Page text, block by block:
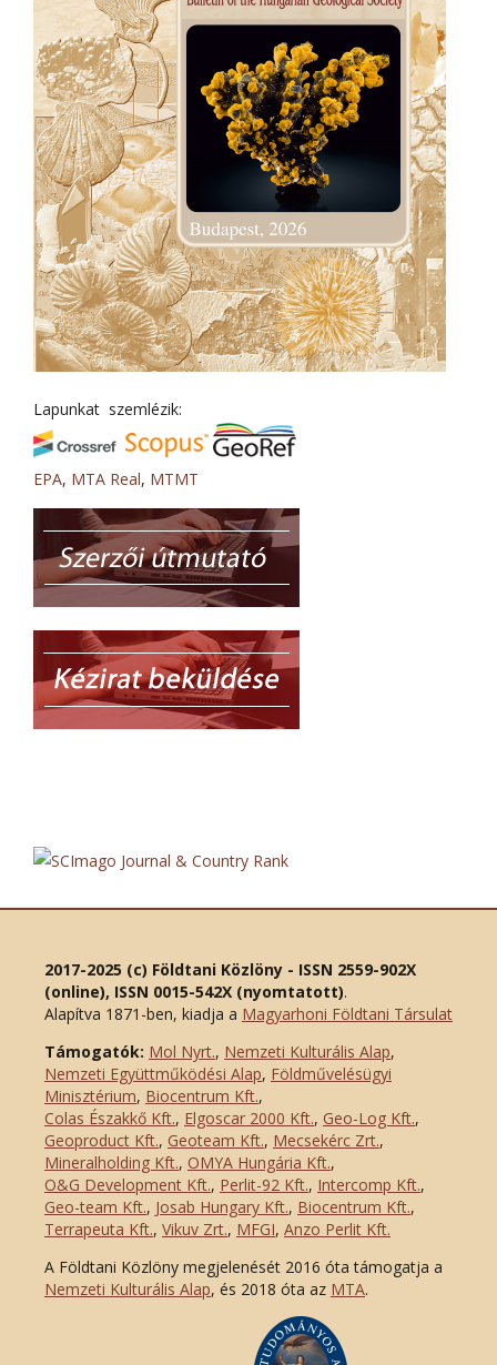
Lapunkat szemlézik:
EPA, MTA Real, MTMT
2017-2025 (c) Földtani Közlöny - ISSN 2559-902X
(online), ISSN 0015-542X (nyomtatott).
Alapítva 1871-ben, kiadja a Magyarhoni Földtani Társulat
Támogatók: Mol Nyrt., Nemzeti Kulturális Alap,
Nemzeti Együttműködési Alap, Földművelésügyi
Minisztérium, Biocentrum Kft.,
Colas Északkő Kft., Elgoscar 2000 Kft., Geo-Log Kft.,
Geoproduct Kft., Geoteam Kft., Mecsekérc Zrt.,
Mineralholding Kft., OMYA Hungária Kft.,
O&G Development Kft., Perlit-92 Kft., Intercomp Kft.,
Geo-team Kft., Josab Hungary Kft., Biocentrum Kft.,
Terrapeuta Kft., Vikuv Zrt., MFGI, Anzo Perlit Kft.
A Földtani Közlöny megjelenését 2016 óta támogatja a
Nemzeti Kulturális Alap, és 2018 óta az MTA.